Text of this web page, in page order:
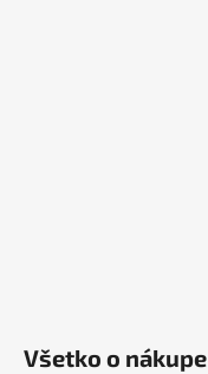
Všetko o nákupe